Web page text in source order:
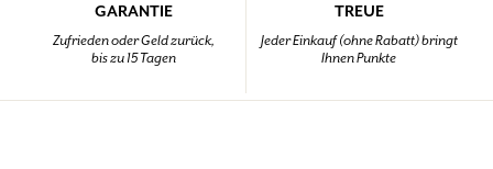
GARANTIE
Zufrieden oder Geld zurück,
bis zu 15 Tagen
TREUE
Jeder Einkauf (ohne Rabatt) bringt
Ihnen Punkte